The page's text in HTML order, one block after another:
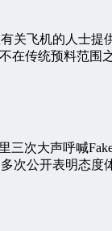
关飞机的人士提
传统预料范
次大声呼喊
次公开表明态度